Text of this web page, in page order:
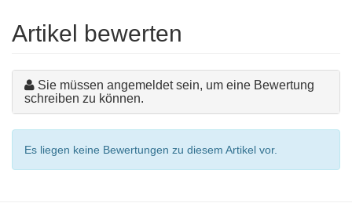
Artikel bewerten
Sie müssen angemeldet sein, um eine Bewertung
schreiben zu können.
Es liegen keine Bewertungen zu diesem Artikel vor.